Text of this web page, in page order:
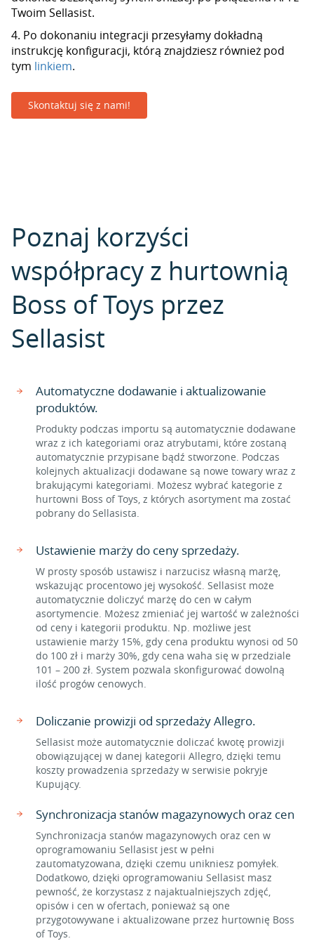
Twoim Sellasist.
4. Po dokonaniu integracji przesyłamy dokładną
instrukcję konfiguracji, którą znajdziesz również pod
tym linkiem.
Skontaktuj się z nami!
Poznaj korzyści
współpracy z hurtownią
Boss of Toys przez
Sellasist
Automatyczne dodawanie i aktualizowanie
produktów.
Produkty podczas importu są automatycznie dodawane
wraz z ich kategoriami oraz atrybutami, które zostaną
automatycznie przypisane bądź stworzone. Podczas
kolejnych aktualizacji dodawane są nowe towary wraz z
brakującymi kategoriami. Możesz wybrać kategorie z
hurtowni Boss of Toys, z których asortyment ma zostać
pobrany do Sellasista.
Ustawienie marży do ceny sprzedaży.
W prosty sposób ustawisz i narzucisz własną marżę,
wskazując procentowo jej wysokość. Sellasist może
automatycznie doliczyć marżę do cen w całym
asortymencie. Możesz zmieniać jej wartość w zależności
od ceny i kategorii produktu. Np. możliwe jest
ustawienie marży 15%, gdy cena produktu wynosi od 50
do 100 zł i marży 30%, gdy cena waha się w przedziale
101 – 200 zł. System pozwala skonfigurować dowolną
ilość progów cenowych.
Doliczanie prowizji od sprzedaży Allegro.
Sellasist może automatycznie doliczać kwotę prowizji
obowiązującej w danej kategorii Allegro, dzięki temu
koszty prowadzenia sprzedaży w serwisie pokryje
Kupujący.
Synchronizacja stanów magazynowych oraz cen
Synchronizacja stanów magazynowych oraz cen w
oprogramowaniu Sellasist jest w pełni
zautomatyzowana, dzięki czemu unikniesz pomyłek.
Dodatkowo, dzięki oprogramowaniu Sellasist masz
pewność, że korzystasz z najaktualniejszych zdjęć,
opisów i cen w ofertach, ponieważ są one
przygotowywane i aktualizowane przez hurtownię Boss
of Toys.